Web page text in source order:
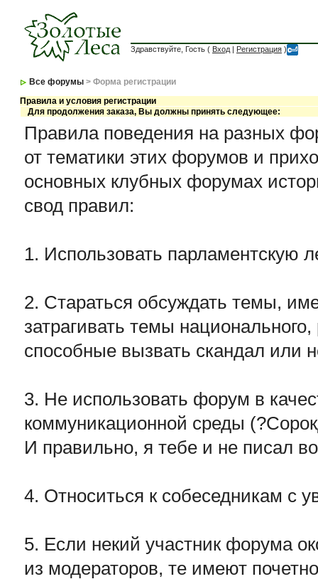
Здравствуйте, Гость ( Вход | Регистрация )
Все форумы > Форма регистрации
Правила и условия регистрации
Для продолжения заказа, Вы должны принять следующее:
Правила поведения на разных
от тематики этих форумов и
основных клубных форумах
свод правил:
1. Использовать парламентскую
2. Стараться обсуждать темы,
затрагивать темы
способные вызвать скандал или
3. Не использовать форум в
коммуникационной среды
И правильно, я тебе и не писал
4. Относиться к собеседникам с
5. Если некий участник форума
из модераторов, те имеют